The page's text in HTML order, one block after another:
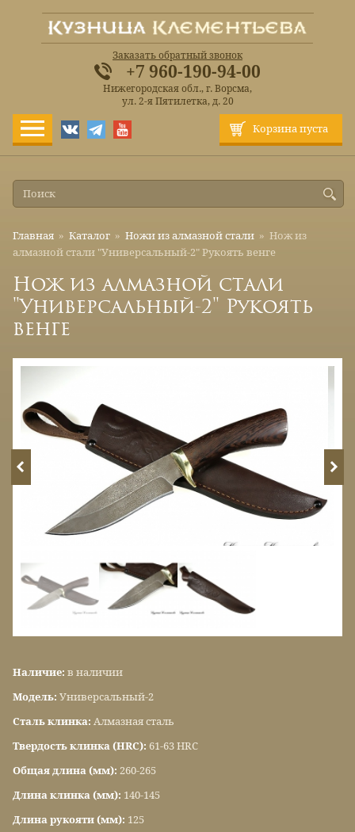
Корзина пуста
Заказать обратный звонок
+7 960-190-94-00
Нижегородская обл., г. Ворсма,
ул. 2-я Пятилетка, д. 20
Главная » Каталог » Ножи из алмазной стали » Нож из
алмазной стали "Универсальный-2" Рукоять венге
Нож из алмазной стали
"Универсальный-2" Рукоять
венге
Наличие: в наличии
Модель: Универсальный-2
Сталь клинка: Алмазная сталь
Твердость клинка (HRC): 61-63 HRC
Общая длина (мм): 260-265
Длина клинка (мм): 140-145
Длина рукояти (мм): 125